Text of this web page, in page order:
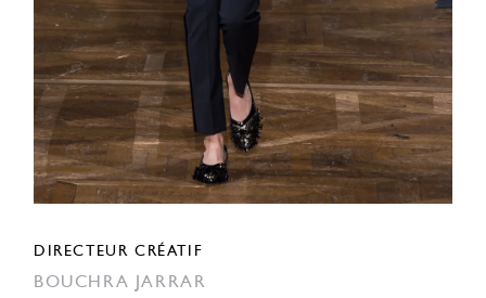
DIRECTEUR CRÉATIF
BOUCHRA JARRAR